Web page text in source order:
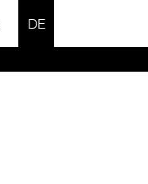
SPRACHE